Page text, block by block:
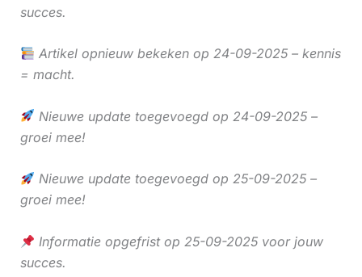
succes.
Artikel opnieuw bekeken op 24-09-2025 – kennis
= macht.
Nieuwe update toegevoegd op 24-09-2025 –
groei mee!
Nieuwe update toegevoegd op 25-09-2025 –
groei mee!
Informatie opgefrist op 25-09-2025 voor jouw
succes.